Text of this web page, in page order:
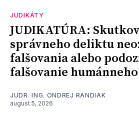
JUDIKÁTY
JUDIKATÚRA:
správneho deliktu
falšovania alebo
falšovanie
JUDR. ING. ONDREJ RANDIAK
august 5, 2026